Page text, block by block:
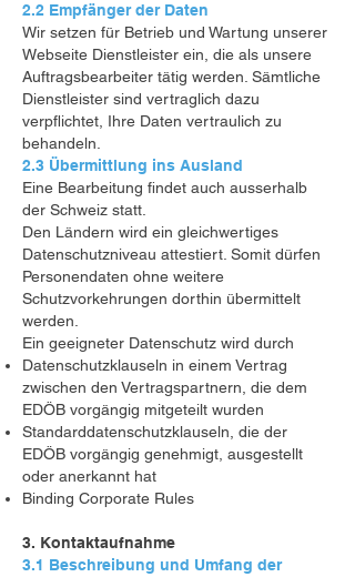
2.2 Empfänger der Daten
Wir setzen für Betrieb und Wartung unserer
Webseite Dienstleister ein, die als unsere
Auftragsbearbeiter tätig werden. Sämtliche
Dienstleister sind vertraglich dazu
verpflichtet, Ihre Daten vertraulich zu
behandeln.
2.3 Übermittlung ins Ausland
Eine Bearbeitung findet auch ausserhalb
der Schweiz statt.
Den Ländern wird ein gleichwertiges
Datenschutzniveau attestiert. Somit dürfen
Personendaten ohne weitere
Schutzvorkehrungen dorthin übermittelt
werden.
Ein geeigneter Datenschutz wird durch
Datenschutzklauseln in einem Vertrag
zwischen den Vertragspartnern, die dem
EDÖB vorgängig mitgeteilt wurden
Standarddatenschutzklauseln, die der
EDÖB vorgängig genehmigt, ausgestellt
oder anerkannt hat
Binding Corporate Rules
3. Kontaktaufnahme
3.1 Beschreibung und Umfang der